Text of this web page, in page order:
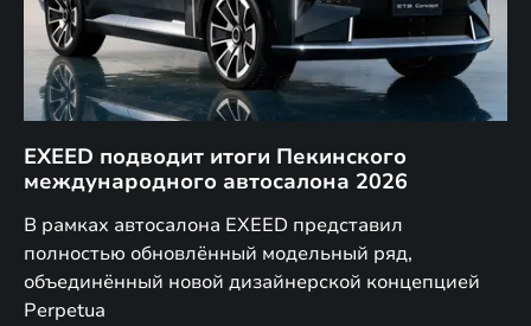
EXEED подводит итоги Пекинского
международного автосалона 2026
В рамках автосалона EXEED представил
полностью обновлённый модельный ряд,
объединённый новой дизайнерской концепцией
Perpetua